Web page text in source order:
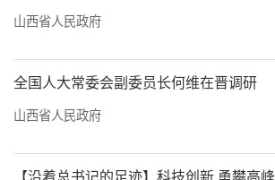
山西省人民政府
全国人大常委会副委员长何维在晋调研
山西省人民政府
【沿着总书记的足迹】科技创新 勇攀高峰